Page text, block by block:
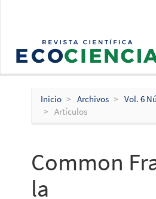
Navegación
principal
Contenido
lateral
Inicio Archivos
Vol. 6
Artículos
Common
la